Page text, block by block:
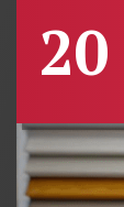
20